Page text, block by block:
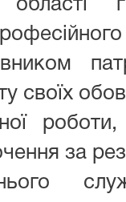
своїх
роботи,
за